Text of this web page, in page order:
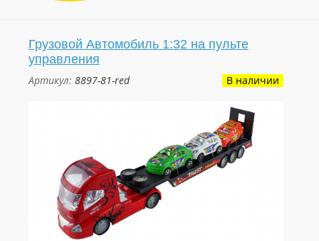
Грузовой Автомобиль 1:32 на пульте
управления
Артикул: 8897-81-red В наличии